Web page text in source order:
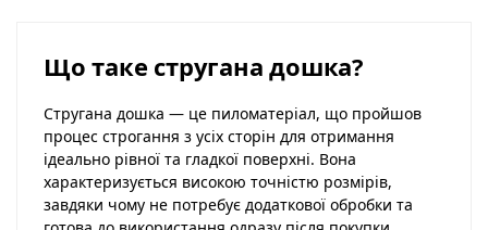
Що таке стругана дошка?
Стругана дошка — це пиломатеріал, що пройшов
процес строгання з усіх сторін для отримання
ідеально рівної та гладкої поверхні. Вона
характеризується високою точністю розмірів,
завдяки чому не потребує додаткової обробки та